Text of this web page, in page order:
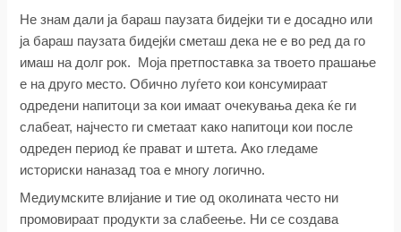
Не знам дали ја бараш паузата бидејки ти е досадно или
ја бараш паузата бидејќи сметаш дека не е во ред да го
имаш на долг рок. Моја претпоставка за твоето прашање
е на друго место. Обично луѓето кои консумираат
одредени напитоци за кои имаат очекувања дека ќе ги
слабеат, најчесто ги сметаат како напитоци кои после
одреден период ќе прават и штета. Ако гледаме
историски наназад тоа е многу логично.
Медиумските влијание и тие од околината често ни
промовираат продукти за слабеење. Ни се создава